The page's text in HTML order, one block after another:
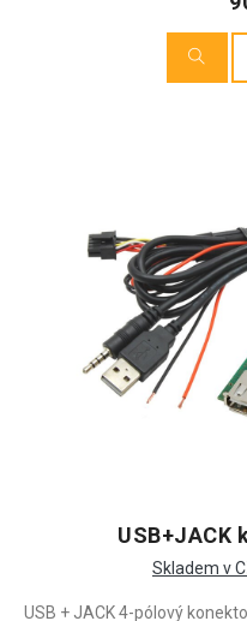
USB+JACK
Skladem v
USB + JACK 4-pólový